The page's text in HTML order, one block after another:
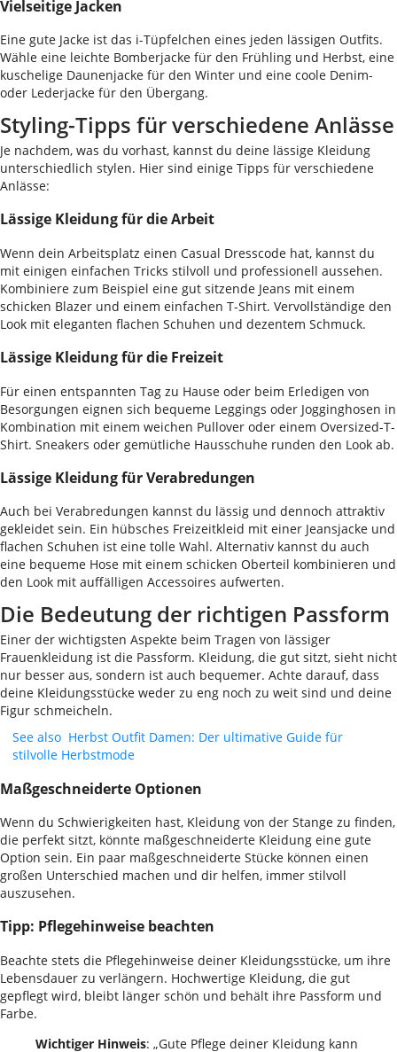
Vielseitige Jacken
Eine gute Jacke ist das i-Tüpfelchen eines jeden lässigen Outfits.
Wähle eine leichte Bomberjacke für den Frühling und Herbst, eine
kuschelige Daunenjacke für den Winter und eine coole Denim-
oder Lederjacke für den Übergang.
Styling-Tipps für verschiedene Anlässe
Je nachdem, was du vorhast, kannst du deine lässige Kleidung
unterschiedlich stylen. Hier sind einige Tipps für verschiedene
Anlässe:
Lässige Kleidung für die Arbeit
Wenn dein Arbeitsplatz einen Casual Dresscode hat, kannst du
mit einigen einfachen Tricks stilvoll und professionell aussehen.
Kombiniere zum Beispiel eine gut sitzende Jeans mit einem
schicken Blazer und einem einfachen T-Shirt. Vervollständige den
Look mit eleganten flachen Schuhen und dezentem Schmuck.
Lässige Kleidung für die Freizeit
Für einen entspannten Tag zu Hause oder beim Erledigen von
Besorgungen eignen sich bequeme Leggings oder Jogginghosen in
Kombination mit einem weichen Pullover oder einem Oversized-T-
Shirt. Sneakers oder gemütliche Hausschuhe runden den Look ab.
Lässige Kleidung für Verabredungen
Auch bei Verabredungen kannst du lässig und dennoch attraktiv
gekleidet sein. Ein hübsches Freizeitkleid mit einer Jeansjacke und
flachen Schuhen ist eine tolle Wahl. Alternativ kannst du auch
eine bequeme Hose mit einem schicken Oberteil kombinieren und
den Look mit auffälligen Accessoires aufwerten.
Die Bedeutung der richtigen Passform
Einer der wichtigsten Aspekte beim Tragen von lässiger
Frauenkleidung ist die Passform. Kleidung, die gut sitzt, sieht nicht
nur besser aus, sondern ist auch bequemer. Achte darauf, dass
deine Kleidungsstücke weder zu eng noch zu weit sind und deine
Figur schmeicheln.
See also Herbst Outfit Damen: Der ultimative Guide für
stilvolle Herbstmode
Maßgeschneiderte Optionen
Wenn du Schwierigkeiten hast, Kleidung von der Stange zu finden,
die perfekt sitzt, könnte maßgeschneiderte Kleidung eine gute
Option sein. Ein paar maßgeschneiderte Stücke können einen
großen Unterschied machen und dir helfen, immer stilvoll
auszusehen.
Tipp: Pflegehinweise beachten
Beachte stets die Pflegehinweise deiner Kleidungsstücke, um ihre
Lebensdauer zu verlängern. Hochwertige Kleidung, die gut
gepflegt wird, bleibt länger schön und behält ihre Passform und
Farbe.
Wichtiger Hinweis: „Gute Pflege deiner Kleidung kann